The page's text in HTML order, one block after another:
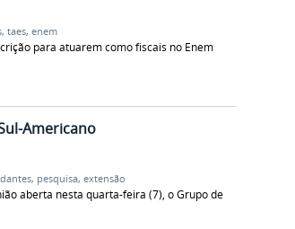
, taes, enem
para atuarem como fiscais no Enem
Americano
, pesquisa, extensão
aberta nesta quarta-feira (7), o Grupo de